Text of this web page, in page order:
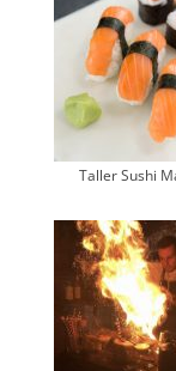
Taller Sushi